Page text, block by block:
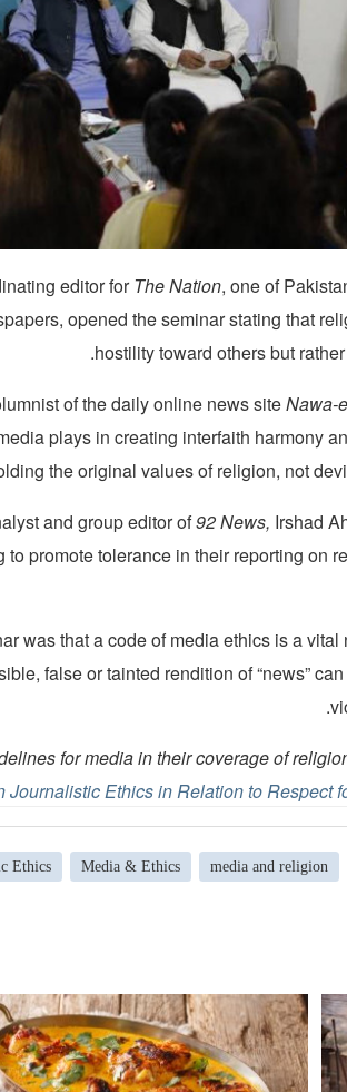
editor for The Nation, one of
opened the seminar stating that
hostility toward others but
of the daily online news siteNawa-
plays in creating interfaith harmony
the original values of religion, not
and group editor of92 News, Irshad
to promote tolerance in their reporting on
was that a code of media ethics is a vital
false or tainted rendition of “news”
for media in their coverage of
Journalistic Ethics in Relation to Respect
media and religion
Media & Ethics
Ethics